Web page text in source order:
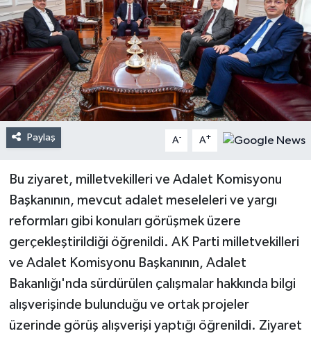
Paylaş A- A+
Bu ziyaret, milletvekilleri ve Adalet Komisyonu
Başkanının, mevcut adalet meseleleri ve yargı
reformları gibi konuları görüşmek üzere
gerçekleştirildiği öğrenildi. AK Parti milletvekilleri
ve Adalet Komisyonu Başkanının, Adalet
Bakanlığı'nda sürdürülen çalışmalar hakkında bilgi
alışverişinde bulunduğu ve ortak projeler
üzerinde görüş alışverişi yaptığı öğrenildi. Ziyaret